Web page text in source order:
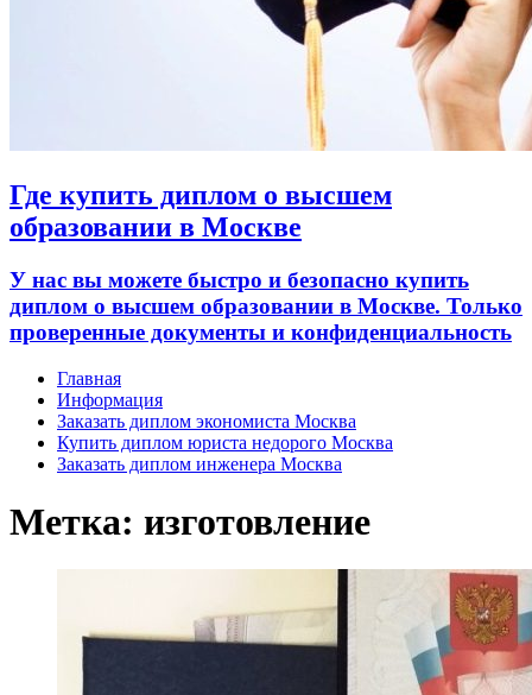
Где купить диплом о высшем
образовании в Москве
У нас вы можете быстро и безопасно купить
диплом о высшем образовании в Москве. Только
проверенные документы и конфиденциальность
Главная
Информация
Заказать диплом экономиста Москва
Купить диплом юриста недорого Москва
Заказать диплом инженера Москва
Метка: изготовление